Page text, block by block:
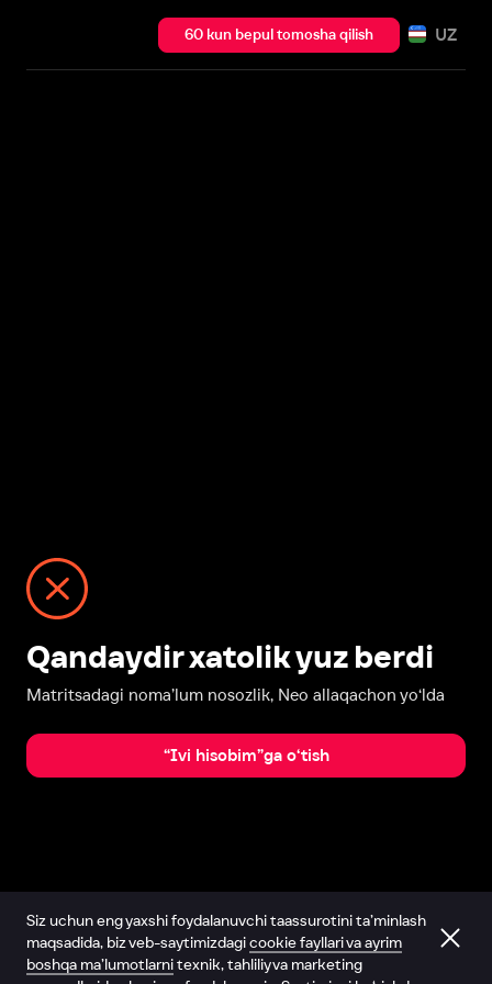
60 kun bepul tomosha qilish UZ
Qandaydir xatolik yuz berdi
Matritsadagi noma’lum nosozlik, Neo allaqachon yo‘lda
“Ivi hisobim”ga o‘tish
Siz uchun eng yaxshi foydalanuvchi taassurotini ta’minlash
maqsadida, biz veb-saytimizdagicookie fayllari va ayrim
boshqa ma’lumotlarnitexnik, tahliliy va marketing